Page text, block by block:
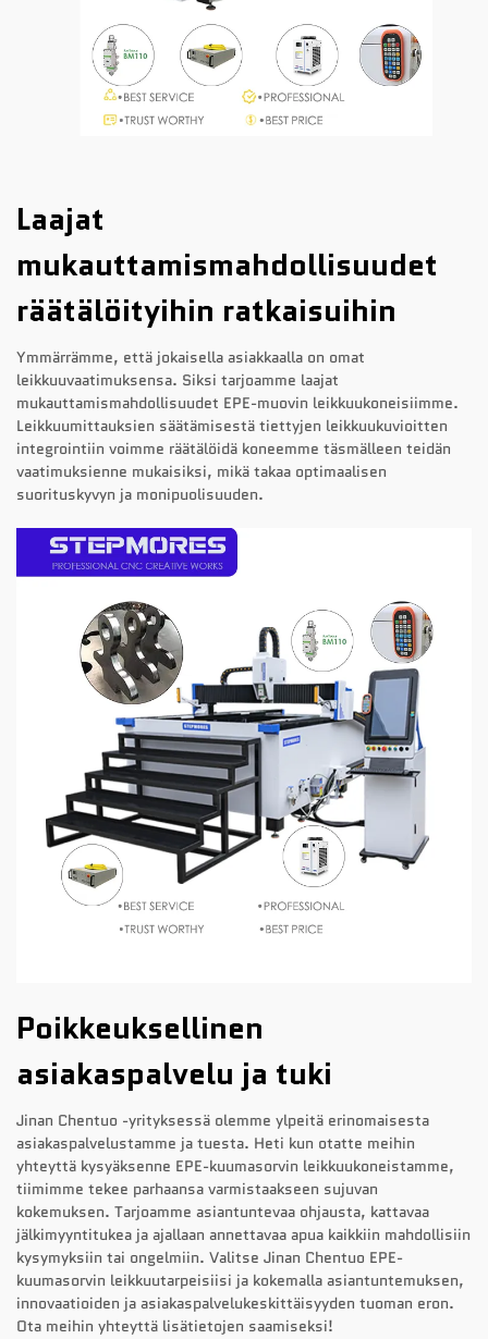
Laajat
mukauttamismahdollisuudet
räätälöityihin ratkaisuihin
Ymmärrämme, että jokaisella asiakkaalla on omat
leikkuuvaatimuksensa. Siksi tarjoamme laajat
mukauttamismahdollisuudet EPE-muovin leikkuukoneisiimme.
Leikkuumittauksien säätämisestä tiettyjen leikkuukuvioitten
integrointiin voimme räätälöidä koneemme täsmälleen teidän
vaatimuksienne mukaisiksi, mikä takaa optimaalisen
suorituskyvyn ja monipuolisuuden.
Poikkeuksellinen
asiakaspalvelu ja tuki
Jinan Chentuo -yrityksessä olemme ylpeitä erinomaisesta
asiakaspalvelustamme ja tuesta. Heti kun otatte meihin
yhteyttä kysyäksenne EPE-kuumasorvin leikkuukoneistamme,
tiimimme tekee parhaansa varmistaakseen sujuvan
kokemuksen. Tarjoamme asiantuntevaa ohjausta, kattavaa
jälkimyyntitukea ja ajallaan annettavaa apua kaikkiin mahdollisiin
kysymyksiin tai ongelmiin. Valitse Jinan Chentuo EPE-
kuumasorvin leikkuutarpeisiisi ja kokemalla asiantuntemuksen,
innovaatioiden ja asiakaspalvelukeskittäisyyden tuoman eron.
Ota meihin yhteyttä lisätietojen saamiseksi!